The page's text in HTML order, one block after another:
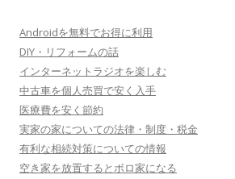
Androidを無料でお得に利用
DIY・リフォームの話
インターネットラジオを楽しむ
中古車を個人売買で安く入手
医療費を安く節約
実家の家についての法律・制度・税金
有利な相続対策についての情報
空き家を放置するとボロ家になる